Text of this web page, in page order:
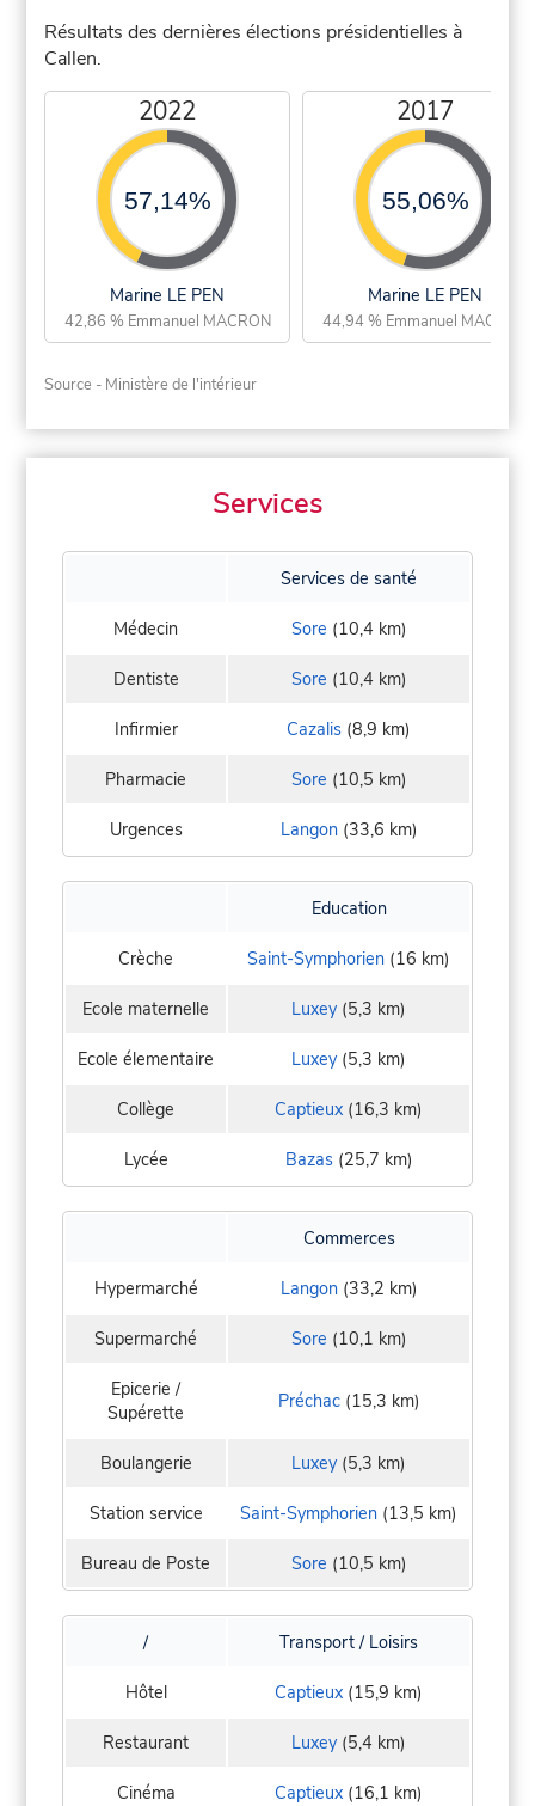
Résultats des dernières élections présidentielles à
Callen.
2022
57,14%
Marine LE PEN
42,86 % Emmanuel MACRON
2017
55,06%
Marine LE PEN
44,94 % Emmanuel MACRON
Source - Ministère de l'intérieur
Services
Services de santé
Médecin Sore (10,4 km)
Dentiste Sore (10,4 km)
Infirmier Cazalis (8,9 km)
Pharmacie Sore (10,5 km)
Urgences Langon(33,6 km)
Education
Crèche Saint-Symphorien (16 km)
Ecole maternelle Luxey (5,3 km)
Ecole élementaire Luxey (5,3 km)
Collège Captieux (16,3 km)
Lycée Bazas(25,7 km)
Commerces
Hypermarché Langon(33,2 km)
Supermarché Sore (10,1 km)
Epicerie /
Supérette
Préchac(15,3 km)
Boulangerie Luxey (5,3 km)
Station service Saint-Symphorien (13,5 km)
Bureau de Poste Sore (10,5 km)
/ Transport / Loisirs
Hôtel Captieux (15,9 km)
Restaurant Luxey (5,4 km)
Cinéma Captieux (16,1 km)